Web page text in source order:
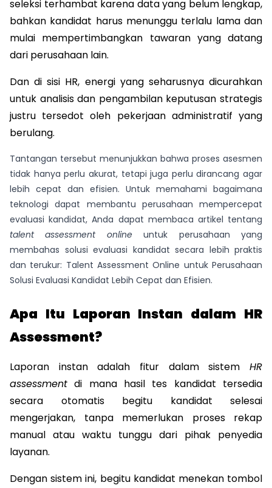
seleksi terhambat karena data yang belum lengkap,
bahkan kandidat harus menunggu terlalu lama dan
mulai mempertimbangkan tawaran yang datang
dari perusahaan lain.
Dan di sisi HR, energi yang seharusnya dicurahkan
untuk analisis dan pengambilan keputusan strategis
justru tersedot oleh pekerjaan administratif yang
berulang.
Tantangan tersebut menunjukkan bahwa proses asesmen
tidak hanya perlu akurat, tetapi juga perlu dirancang agar
lebih cepat dan efisien. Untuk memahami bagaimana
teknologi dapat membantu perusahaan mempercepat
evaluasi kandidat, Anda dapat membaca artikel tentang
talent assessment onlineuntuk perusahaan yang
membahas solusi evaluasi kandidat secara lebih praktis
dan terukur: Talent Assessment Online untuk Perusahaan
Solusi Evaluasi Kandidat Lebih Cepat dan Efisien.
Apa Itu Laporan Instan dalam HR
Assessment?
Laporan instan adalah fitur dalam sistem HR
assessment di mana hasil tes kandidat tersedia
secara otomatis begitu kandidat selesai
mengerjakan, tanpa memerlukan proses rekap
manual atau waktu tunggu dari pihak penyedia
layanan.
Dengan sistem ini, begitu kandidat menekan tombol